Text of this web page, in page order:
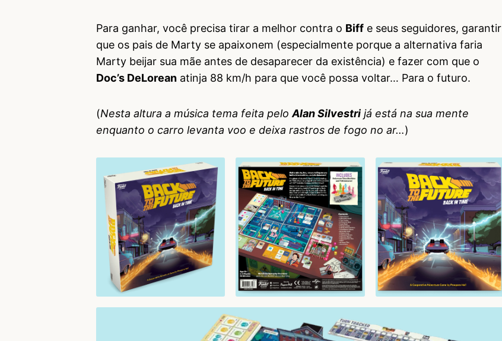
Para ganhar, você precisa tirar a melhor contra o Biff e seus seguidores, garantir
que os pais de Marty se apaixonem (especialmente porque a alternativa faria
Marty beijar sua mãe antes de desaparecer da existência) e fazer com que o
Doc’s DeLorean atinja 88 km/h para que você possa voltar… Para o futuro.
(Nesta altura a música tema feita peloAlan Silvestri já está na sua mente
enquanto o carro levanta voo e deixa rastros de fogo no ar…)